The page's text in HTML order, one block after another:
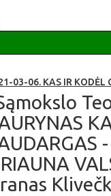
03-06. KAS IR KODĖL